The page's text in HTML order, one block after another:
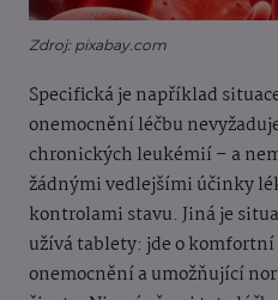
Zdroj: pixabay.com
Specifická je například
onemocnění léčbu
chronických leukémií – a
žádnými vedlejšími účinky
kontrolami stavu. Jiná je
užívá tablety: jde o
onemocnění a umožňující